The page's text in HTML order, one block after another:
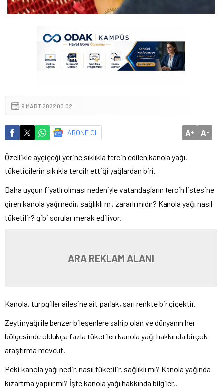
9 MART 2022 00:02
ABONE OL A+ A-
Özellikle ayçiçeği yerine sıklıkla tercih edilen kanola yağı,
tüketicilerin sıklıkla tercih ettiği yağlardan biri.
Daha uygun fiyatlı olması nedeniyle vatandaşların tercih listesine
giren kanola yağı nedir, sağlıklı mı, zararlı mıdır? Kanola yağı nasıl
tüketilir? gibi sorular merak ediliyor.
ARA REKLAM ALANI
Kanola, turpgiller ailesine ait parlak, sarı renkte bir çiçektir.
Zeytinyağı ile benzer bileşenlere sahip olan ve dünyanın her
bölgesinde oldukça fazla tüketilen kanola yağı hakkında birçok
araştırma mevcut.
Peki kanola yağı nedir, nasıl tüketilir, sağlıklı mı? Kanola yağında
kızartma yapılır mı? İşte kanola yağı hakkında bilgiler..